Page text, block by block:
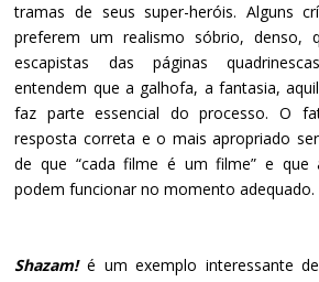
tramas de seus super-heróis. Alguns
preferem um realismo sóbrio, denso,
escapistas das páginas
entendem que a galhofa, a fantasia,
faz parte essencial do processo. O
resposta correta e o mais apropriado
de que “cada filme é um filme” e que
podem funcionar no momento adequado.
Shazam! é um exemplo interessante